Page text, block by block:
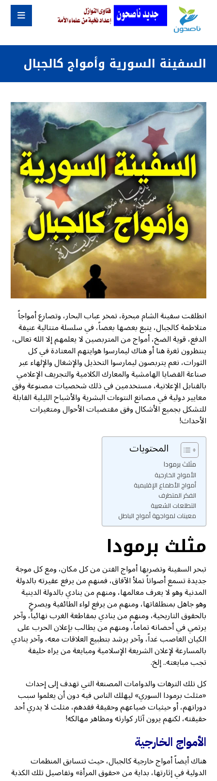
السفينة السورية وأمواج كالجبال
انطلقت سفينة الشام مبحرة، تمخر عباب البحار، وتصارع أمواجاً
متلاطمة كالجبال، يتبع بعضها بعضاً، في سلسلة متتالية عنيفة
الدفع، قوية الضخ، أمواج من المتربصين لا يعلمهم إلا الله تعالى،
ينتظرون ثغرة هنا أو هناك ليمارسوا هوايتهم المعتادة في كل
الثورات، نعم يتربصون ليمارسوا التخذيل والإشغال والإلهاء عبر
صناعة القضايا الهامشية والمعارك الكلامية والتجريف الإعلامي
بالقنابل الإعلانية، مستخدمين في ذلك شخصيات مصنوعة وفق
معايير دولية في مصانع النتوءات البشرية والأشباح الليلية القابلة
للتشكل بجميع الأشكال وفق مقتضيات الأحوال ومتغيرات
الأحداث!
المحتويات
مثلث برمودا
الأمواج الخارجية
أمواج الأطماع الإقليمية
الفكر المتطرف
التطلعات الشعبية
معينات لمواجهة أمواج الباطل
مثلث برمودا
تبحر السفينة وتضربها أمواج الفتن من كل مكان، ومع كل موجة
جديدة تسمع أصواتاً تملأ الآفاق، فمنهم من يرفع عقيرته بالدولة
المدنية وهو لا يعرف معالمها، ومنهم من ينادي بالدولة الدينية
وهو جاهل بمنطلقاتها، ومنهم من يرفع لواء الطائفية ويصرخ
بالحقوق التاريخية، ومنهم من ينادي بمقاطعة الغرب نهائياً، وآخر
يرتمي في أحضانه تماماً، ومنهم من يطالب بإعلان الحرب على
الكيان الغاصب غداً، وآخر يرشد بتطبيع العلاقات معه، وآخر ينادي
بالمسارعة لإعلان الشريعة الإسلامية ومبايعة من يراه خليفة
تجب مبايعته.. إلخ.
كل تلك الترهات والدوامات المصنعة التي تهدف إلى إحداث
«مثلث برمودا السوري» ليهلك الناس فيه دون أن يعلموا سبب
دورانهم، أو حيثيات ضياعهم وحقيقة فقدهم، مثلث لا يدري أحد
حقيقته، لكنهم يرون آثار كوارثه ومظاهر مهالكه!
الأمواج الخارجية
هناك أيضاً أمواج خارجية كالجبال، حيث تتسابق المنظمات
الدولية في إثارتها، بداية من «حقوق المرأة» وتفاصيل تلك الكذبة